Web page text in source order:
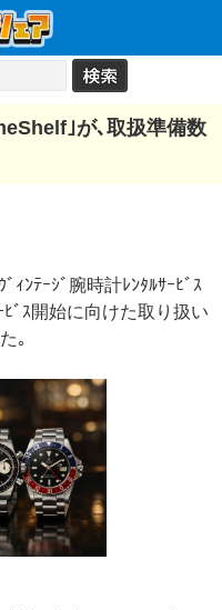
｣が､取扱準備数
ｨﾝﾃｰｼﾞ腕時計ﾚﾝﾀﾙｻｰﾋﾞｽ
ﾋﾞｽ開始に向けた取り扱い
｡